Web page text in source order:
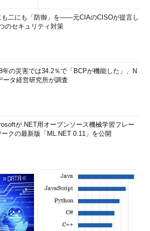
も二にも「防御」を――元CIAのCISOが提言し
のセキュリティ対策
年の災害では34.2％で「BCPが機能した」、N
ータ経営研究所が調査
が.NET用オープンソース機械学習フレー
ークの最新版「ML.NET 0.11」を公開